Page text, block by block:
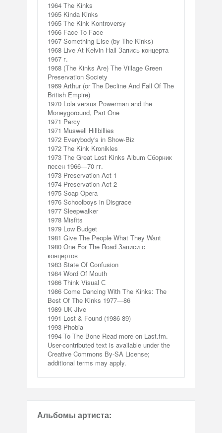
1964 The Kinks
1965 Kinda Kinks
1965 The Kink Kontroversy
1966 Face To Face
1967 Something Else (by The Kinks)
1968 Live At Kelvin Hall Запись концерта
1967 г.
1968 (The Kinks Are) The Village Green
Preservation Society
1969 Arthur (or The Decline And Fall Of The
British Empire)
1970 Lola versus Powerman and the
Moneygoround, Part One
1971 Percy
1971 Muswell Hillbillies
1972 Everybody's in Show-Biz
1972 The Kink Kronikles
1973 The Great Lost Kinks Album Сборник
песен 1966—70 гг.
1973 Preservation Act 1
1974 Preservation Act 2
1975 Soap Opera
1976 Schoolboys in Disgrace
1977 Sleepwalker
1978 Misfits
1979 Low Budget
1981 Give The People What They Want
1980 One For The Road Записи с
концертов
1983 State Of Confusion
1984 Word Of Mouth
1986 Think Visual С
1986 Come Dancing With The Kinks: The
Best Of The Kinks 1977—86
1989 UK Jive
1991 Lost & Found (1986-89)
1993 Phobia
1994 To The Bone Read more on Last.fm.
User-contributed text is available under the
Creative Commons By-SA License;
additional terms may apply.
Альбомы артиста: